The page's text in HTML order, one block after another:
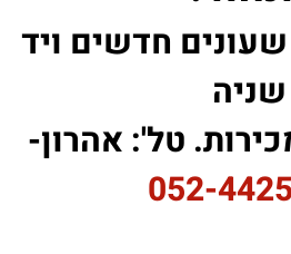
חדשים ויד
שניה
טל': אהרון-
052-